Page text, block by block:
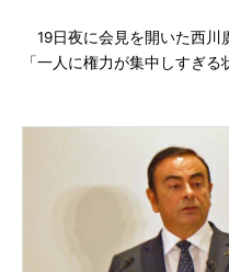
19日夜に会見を開いた西川
「一人に権力が集中しすぎ